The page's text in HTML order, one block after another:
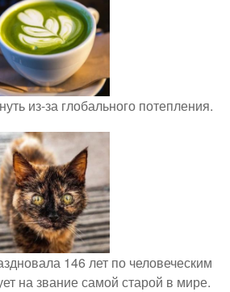
из-за глобального потепления.
146 лет по человеческим
на звание самой старой в мире.